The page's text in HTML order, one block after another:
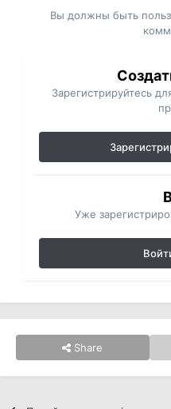
Вы должны быть
Зарегистрируйтесь
Уже
Share